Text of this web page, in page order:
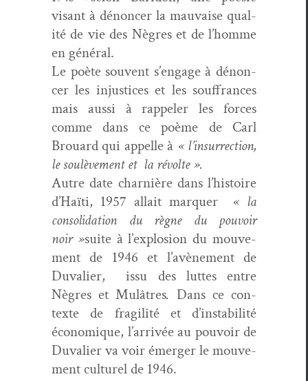
visant à dénon­cer la mau­vaise qual­
ité de vie des Nègres et de l’homme
en général.
Le poète sou­vent s’en­gage à dénon­
cer les injus­tices et les souf­frances
mais aus­si à rap­pel­er les forces
comme dans ce poème de Carl
Brouard qui appelle à « l’in­sur­rec­tion,
le soulève­ment et la révolte ».
Autre date charnière dans l’his­toire
d’Haïti, 1957 allait mar­quer « la
con­sol­i­da­tion du règne du pou­voir
noir »suite à l’ex­plo­sion du mou­ve­
ment de 1946 et l’avène­ment de
Duva­lier, issu des luttes entre
Nègres et Mulâtres. Dans ce con­
texte de fragilité et d’in­sta­bil­ité
économique, l’ar­rivée au pou­voir de
Duva­lier va voir émerg­er le mou­ve­
ment cul­turel de 1946.